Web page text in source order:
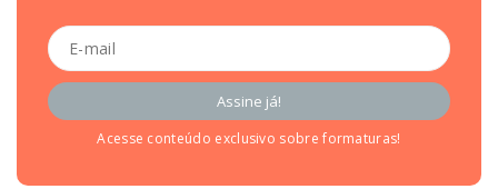
Acesse conteúdo exclusivo sobre formaturas!